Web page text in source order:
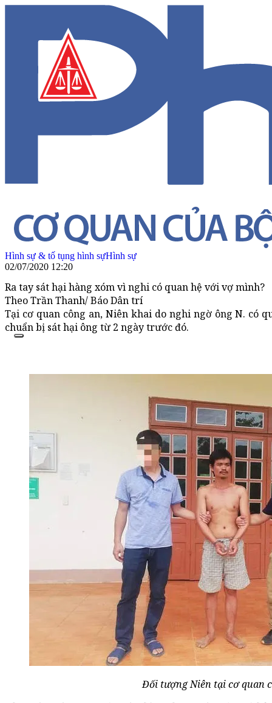
Hình sự & tố tụng hình sựHình sự
02/07/2020 12:20
Ra tay sát hại hàng xóm vì nghi có quan hệ với vợ mình?
Theo Trần Thanh/ Báo Dân trí
Tại cơ quan công an, Niên khai do nghi ngờ ông N. có
chuẩn bị sát hại ông từ 2 ngày trước đó.
Đối tượng Niên tại cơ quan